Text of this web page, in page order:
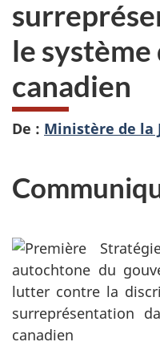
le
canadien
De : Ministère de la